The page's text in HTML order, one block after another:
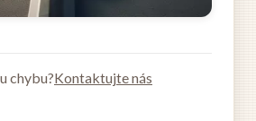
chybu?Kontaktujte nás